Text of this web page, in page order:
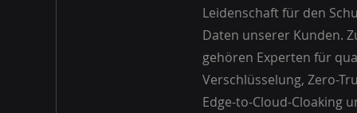
Leidenschaft für den
Daten unserer Kunden.
gehören Experten für
Verschlüsselung, Zero-
Edge-to-Cloud-Cloaking